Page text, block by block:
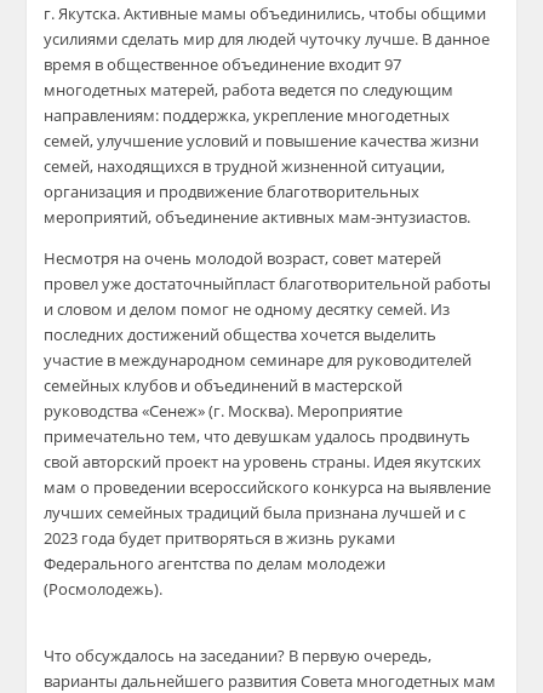
г. Якутска.Активные мамы объединились, чтобы общими
усилиями сделать мир для людей чуточку лучше. В данное
время в общественное объединение входит 97
многодетных матерей, работа ведется по следующим
направлениям: поддержка, укрепление многодетных
семей, улучшение условий и повышение качества жизни
семей, находящихся в трудной жизненной ситуации,
организация и продвижение благотворительных
мероприятий, объединение активных мам-энтузиастов.
Несмотря на очень молодой возраст, совет матерей
провелуже достаточныйпласт благотворительной работы
и словом и делом помог не одному десятку семей. Из
последних достижений общества хочется выделить
участие в международном семинаре для руководителей
семейных клубов и объединений в мастерской
руководства «Сенеж» (г. Москва). Мероприятие
примечательно тем, что девушкам удалось продвинуть
свой авторский проект на уровень страны. Идея якутских
мам о проведении всероссийского конкурса на выявление
лучших семейных традицийбыла признана лучшей и с
2023 года будет притворяться в жизнь руками
Федерального агентства по делам молодежи
(Росмолодежь).
Чтообсуждалось на заседании? В первую очередь,
варианты дальнейшего развития Совета многодетных мам